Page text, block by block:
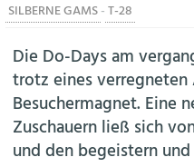
INDUSTRIE
HELIKOPTER
AERO-KULTUR
SILBERNE GAMS-T-28
Die Do-Days am
trotz eines
Besuchermagnet. Eine
Zuschauern ließ sich
und den begeistern